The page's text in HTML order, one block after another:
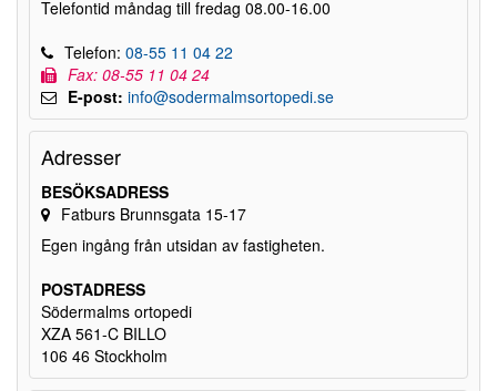
Telefontid måndag till fredag 08.00-16.00
Telefon: 08-55 11 04 22
Fax: 08-55 11 04 24
E-post: info@sodermalmsortopedi.se
Adresser
BESÖKSADRESS
Fatburs Brunnsgata 15-17
Egen ingång från utsidan av fastigheten.
POSTADRESS
Södermalms ortopedi
XZA 561-C BILLO
106 46 Stockholm